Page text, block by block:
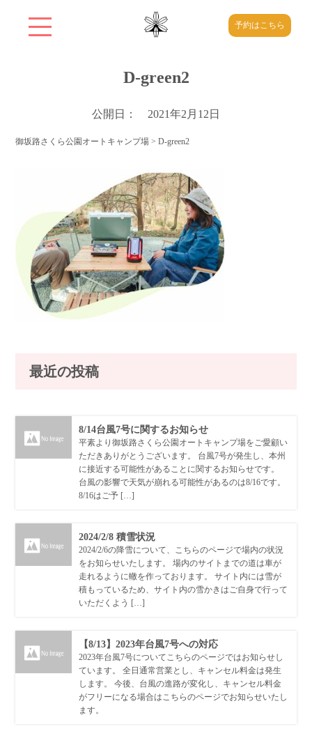
予約はこちら
D-green2
公開日： 2021年2月12日
御坂路さくら公園オートキャンプ場 >D-green2
最近の投稿
8/14台風7号に関するお知らせ
平素より御坂路さくら公園オートキャンプ場をご愛顧い
ただきありがとうございます。 台風7号が発生し、本州
に接近する可能性があることに関するお知らせです。
台風の影響で天気が崩れる可能性があるのは8/16です。
8/16はご予 […]
2024/2/8 積雪状況
2024/2/6の降雪について、こちらのページで場内の状況
をお知らせいたします。 場内のサイトまでの道は車が
走れるように轍を作っております。 サイト内には雪が
積もっているため、サイト内の雪かきはご自身で行って
いただくよう […]
【8/13】2023年台風7号への対応
2023年台風7号についてこちらのページではお知らせし
ています。 全日通常営業とし、キャンセル料金は発生
します。 今後、台風の進路が変化し、キャンセル料金
がフリーになる場合はこちらのページでお知らせいたし
ます。